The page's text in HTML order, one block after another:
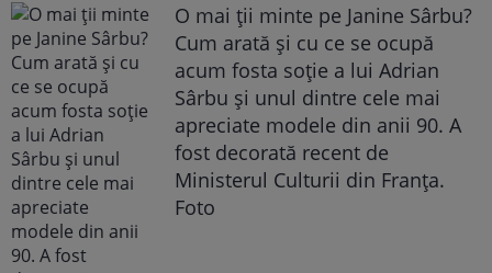
O mai ții minte pe Janine Sârbu?
Cum arată și cu ce se ocupă
acum fosta soție a lui Adrian
Sârbu și unul dintre cele mai
apreciate modele din anii 90. A
fost decorată recent de
Ministerul Culturii din Franța.
Foto